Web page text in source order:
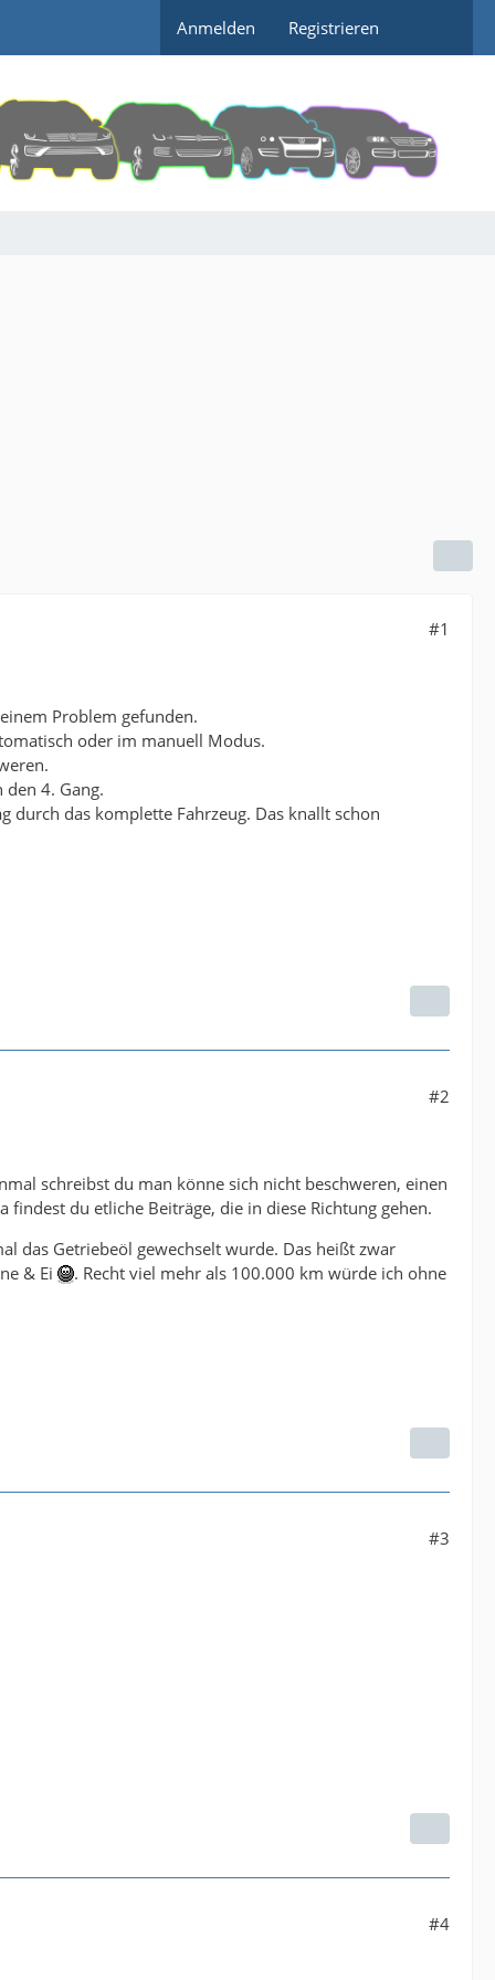
Anmelden Registrieren
#1
Problem gefunden.
oder im manuell Modus.
4. Gang.
durch das komplette Fahrzeug. Das knallt schon
#2
schreibst du man könne sich nicht beschweren, einen
du etliche Beiträge, die in diese Richtung gehen.
das Getriebeöl gewechselt wurde. Das heißt zwar
& Ei
. Recht viel mehr als 100.000 km würde ich ohne
#3
#4